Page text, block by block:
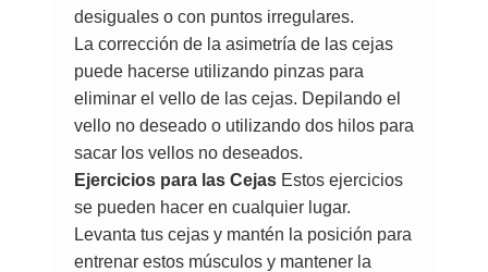
desiguales o con puntos irregulares.
La corrección de la asimetría de las cejas
puede hacerse utilizando pinzas para
eliminar el vello de las cejas. Depilando el
vello no deseado o utilizando dos hilos para
sacar los vellos no deseados.
Ejercicios para las Cejas Estos ejercicios
se pueden hacer en cualquier lugar.
Levanta tus cejas y mantén la posición para
entrenar estos músculos y mantener la